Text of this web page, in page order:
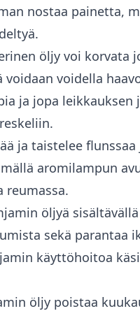
nostaa painetta,
öljy voi korvata
voidella
ja jopa leikkauksen
ja taistelee
aromilampun
reumassa.
öljyä
sekä parantaa
käyttöhoitoa
öljy poistaa